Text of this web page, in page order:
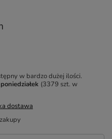
w bardzo dużej ilości
(3379 szt. w
dostawa